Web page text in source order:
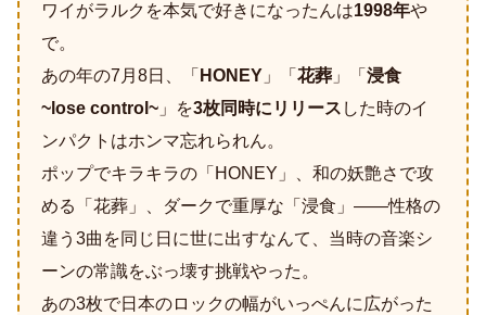
ワイがラルクを本気で好きになったんは1998年や
で。
あの年の7月8日、「 HONEY 」「 花葬 」「 浸食
~lose control~ 」を3枚同時にリリース した時のイ
ンパクトはホンマ忘れられん。
ポップでキラキラの「HONEY」、和の妖艶さで攻
める「花葬」、ダークで重厚な「浸食」――性格の
違う3曲を同じ日に世に出すなんて、当時の音楽シ
ーンの常識をぶっ壊す挑戦やった。
あの3枚で日本のロックの幅がいっぺんに広がった